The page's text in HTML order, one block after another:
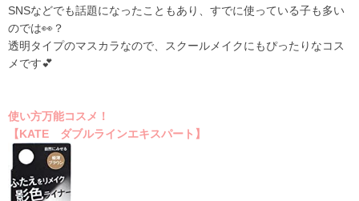
SNSなどでも話題になったこともあり、すでに使っている子も多い
のでは👀？
透明タイプのマスカラなので、スクールメイクにもぴったりなコス
メです💕
使い方万能コスメ！
【KATE ダブルラインエキスパート】